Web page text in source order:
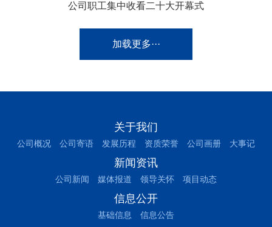
公司职工集中收看二十大开幕式
加载更多···
关于我们
公司概况 公司寄语 发展历程 资质荣誉 公司画册 大事记
新闻资讯
公司新闻 媒体报道 领导关怀 项目动态
信息公开
基础信息 信息公告